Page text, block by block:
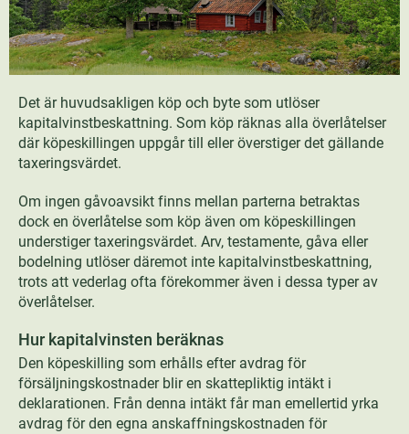
Det är huvudsakligen köp och byte som utlöser
kapitalvinstbeskattning. Som köp räknas alla överlåtelser
där köpeskillingen uppgår till eller överstiger det gällande
taxeringsvärdet.
Om ingen gåvoavsikt finns mellan parterna betraktas
dock en överlåtelse som köp även om köpeskillingen
understiger taxeringsvärdet. Arv, testamente, gåva eller
bodelning utlöser däremot inte kapitalvinstbeskattning,
trots att vederlag ofta förekommer även i dessa typer av
överlåtelser.
Hur kapitalvinsten beräknas
Den köpeskilling som erhålls efter avdrag för
försäljningskostnader blir en skattepliktig intäkt i
deklarationen. Från denna intäkt får man emellertid yrka
avdrag för den egna anskaffningskostnaden för